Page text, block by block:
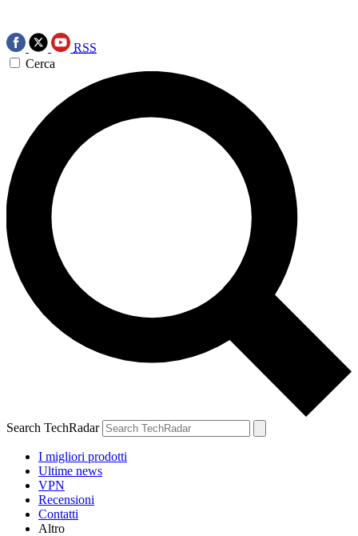
RSS
Cerca
Search TechRadar
I migliori prodotti
Ultime news
VPN
Recensioni
Contatti
Altro